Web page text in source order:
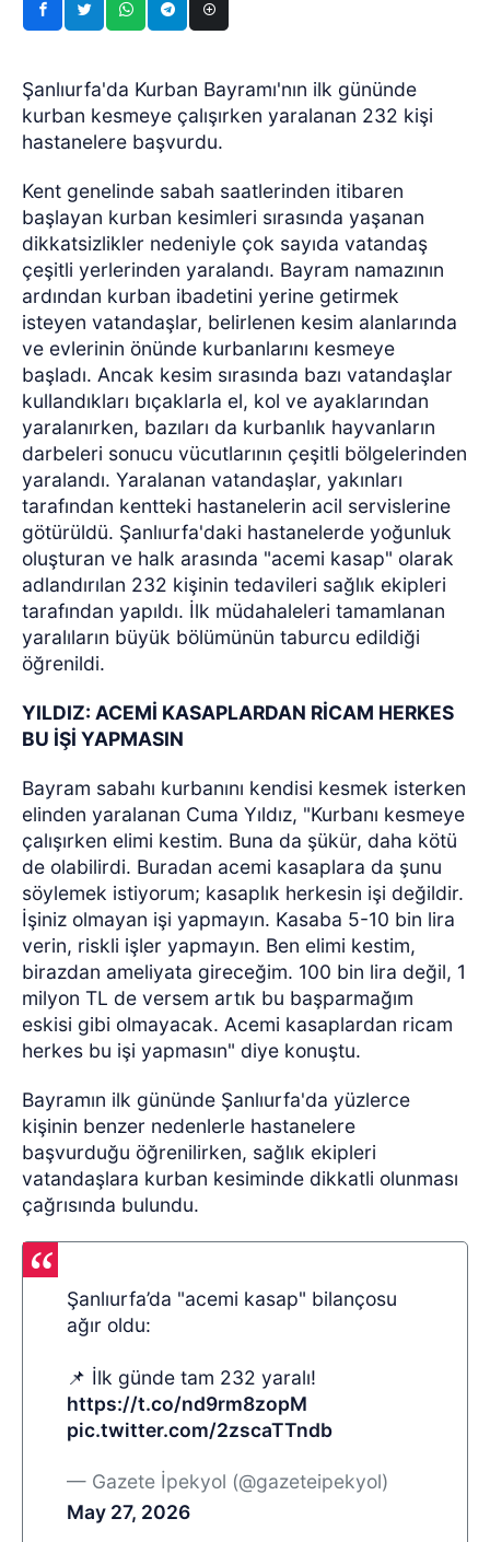
Şanlıurfa'da Kurban Bayramı'nın ilk gününde
kurban kesmeye çalışırken yaralanan 232 kişi
hastanelere başvurdu.
Kent genelinde sabah saatlerinden itibaren
başlayan kurban kesimleri sırasında yaşanan
dikkatsizlikler nedeniyle çok sayıda vatandaş
çeşitli yerlerinden yaralandı. Bayram namazının
ardından kurban ibadetini yerine getirmek
isteyen vatandaşlar, belirlenen kesim alanlarında
ve evlerinin önünde kurbanlarını kesmeye
başladı. Ancak kesim sırasında bazı vatandaşlar
kullandıkları bıçaklarla el, kol ve ayaklarından
yaralanırken, bazıları da kurbanlık hayvanların
darbeleri sonucu vücutlarının çeşitli bölgelerinden
yaralandı. Yaralanan vatandaşlar, yakınları
tarafından kentteki hastanelerin acil servislerine
götürüldü. Şanlıurfa'daki hastanelerde yoğunluk
oluşturan ve halk arasında "acemi kasap" olarak
adlandırılan 232 kişinin tedavileri sağlık ekipleri
tarafından yapıldı. İlk müdahaleleri tamamlanan
yaralıların büyük bölümünün taburcu edildiği
öğrenildi.
YILDIZ: ACEMİ KASAPLARDAN RİCAM HERKES
BU İŞİ YAPMASIN
Bayram sabahı kurbanını kendisi kesmek isterken
elinden yaralanan Cuma Yıldız, "Kurbanı kesmeye
çalışırken elimi kestim. Buna da şükür, daha kötü
de olabilirdi. Buradan acemi kasaplara da şunu
söylemek istiyorum; kasaplık herkesin işi değildir.
İşiniz olmayan işi yapmayın. Kasaba 5-10 bin lira
verin, riskli işler yapmayın. Ben elimi kestim,
birazdan ameliyata gireceğim. 100 bin lira değil, 1
milyon TL de versem artık bu başparmağım
eskisi gibi olmayacak. Acemi kasaplardan ricam
herkes bu işi yapmasın" diye konuştu.
Bayramın ilk gününde Şanlıurfa'da yüzlerce
kişinin benzer nedenlerle hastanelere
başvurduğu öğrenilirken, sağlık ekipleri
vatandaşlara kurban kesiminde dikkatli olunması
çağrısında bulundu.
Şanlıurfa’da "acemi kasap" bilançosu
ağır oldu:
📌 İlk günde tam 232 yaralı!
https://t.co/nd9rm8zopM
pic.twitter.com/2zscaTTndb
— Gazete İpekyol (@gazeteipekyol)
May 27, 2026